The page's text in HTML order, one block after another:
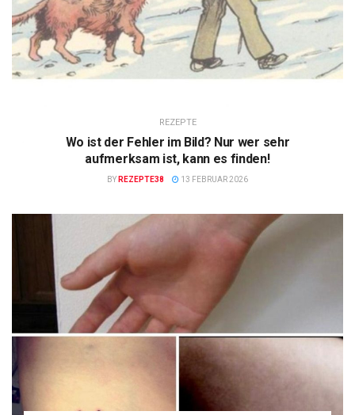
REZEPTE
Wo ist der Fehler im Bild? Nur wer sehr
aufmerksam ist, kann es finden!
BY REZEPTE38 13 FEBRUAR 2026